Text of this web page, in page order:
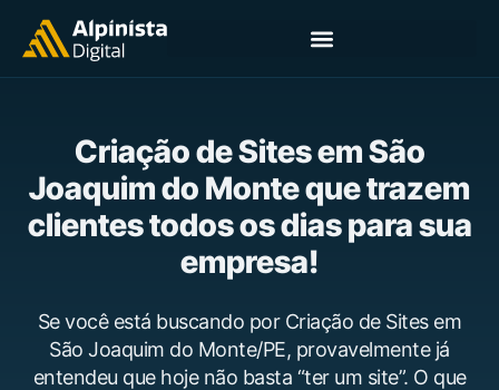
Criação de Sites em São
Joaquim do Monte que trazem
clientes todos os dias para sua
empresa!
Se você está buscando por Criação de Sites em
São Joaquim do Monte/PE, provavelmente já
entendeu que hoje não basta “ter um site”. O que